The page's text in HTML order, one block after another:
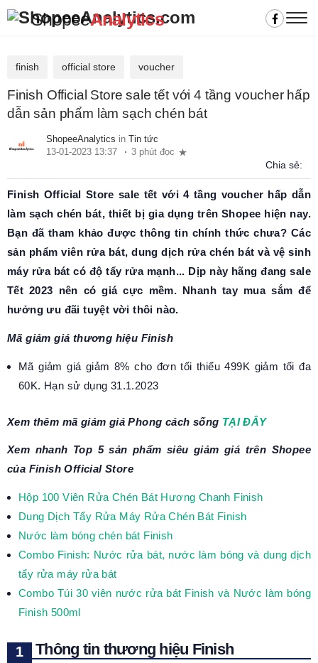
ShopeeAnalytics
finish official store voucher
Finish Official Store sale tết với 4 tầng voucher hấp
dẫn sản phẩm làm sạch chén bát
ShopeeAnalytics in Tin tức
13-01-2023 13:37
3 phút đọc
Chia sẻ:
Finish Official Store sale tết với 4 tầng voucher hấp dẫn
làm sạch chén bát, thiết bị gia dụng trên Shopee hiện nay.
Bạn đã tham khảo được thông tin chính thức chưa? Các
sản phẩm viên rửa bát, dung dịch rửa chén bát và vệ sinh
máy rửa bát có độ tẩy rửa mạnh... Dịp này hãng đang sale
Tết 2023 nên có giá cực mềm. Nhanh tay mua sắm để
hưởng ưu đãi tuyệt vời thôi nào.
Mã giảm giá thương hiệu Finish
Mã giảm giá giảm 8% cho đơn tối thiểu 499K giảm tối đa
60K. Hạn sử dụng 31.1.2023
Xem thêm mã giảm giá Phong cách sống TẠI ĐÂY
Xem nhanh Top 5 sản phẩm siêu giảm giá trên Shopee
của Finish Official Store
Hộp 100 Viên Rửa Chén Bát Hương Chanh Finish
Dung Dịch Tẩy Rửa Máy Rửa Chén Bát Finish
Nước làm bóng chén bát Finish
Combo Finish: Nước rửa bát, nước làm bóng và dung dịch
tẩy rửa máy rửa bát
Combo Túi 30 viên nước rửa bát Finish và Nước làm bóng
Finish 500ml
Thông tin thương hiệu Finish